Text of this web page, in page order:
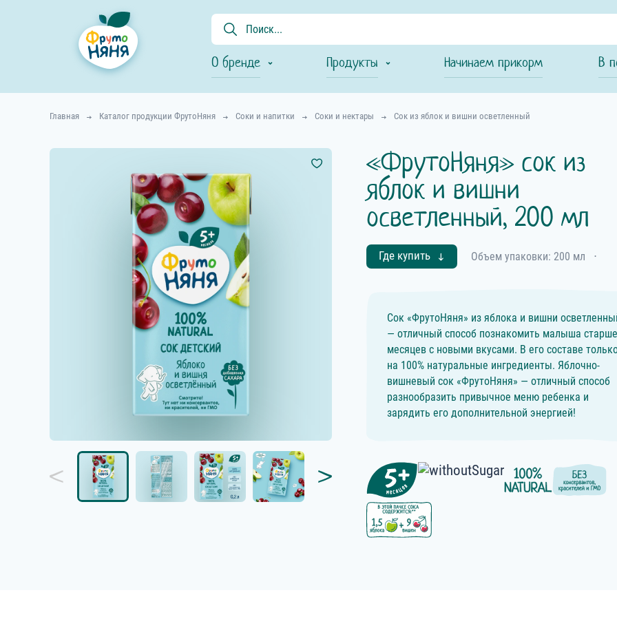
О бренде Продукты Начинаем прикорм В
Главная Каталог продукции ФрутоНяня Соки и напитки Соки и нектары Сок из яблок и вишни осветленный
«ФрутоНяня» сок из
яблок и вишни
осветленный, 200 мл
Где купить Объем упаковки: 200 мл ⋅
Сок «ФрутоНяня» из яблока и вишни
— отличный способ познакомить малыша
месяцев с новыми вкусами. В его составе
на 100% натуральные ингредиенты. Яблочно-
вишневый сок «ФрутоНяня» — отличный способ
разнообразить привычное меню ребенка и
зарядить его дополнительной энергией!